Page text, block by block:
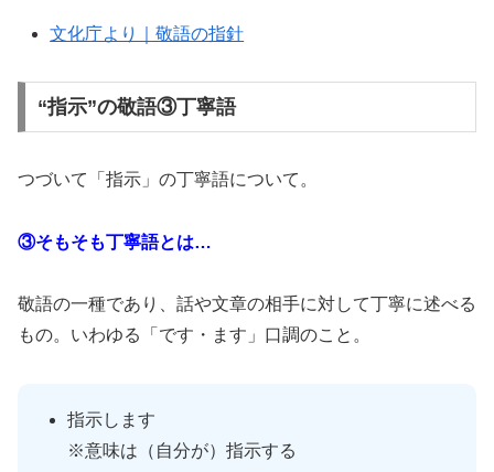
文化庁より｜敬語の指針
“指示”の敬語③丁寧語
つづいて「指示」の丁寧語について。
③そもそも丁寧語とは…
敬語の一種であり、話や文章の相手に対して丁寧に述べる
もの。いわゆる「です・ます」口調のこと。
指示します
※意味は（自分が）指示する